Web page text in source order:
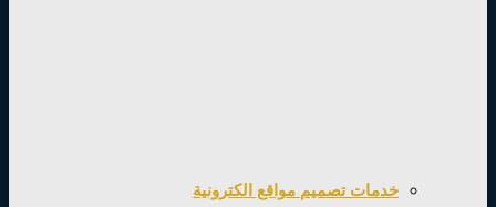
خدمات تصميم مواقع الكترونية